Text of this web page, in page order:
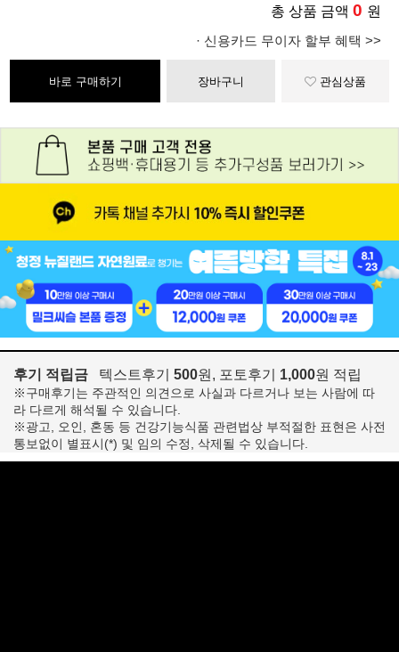
총 상품 금액 0 원
· 신용카드 무이자 할부 혜택 >>
바로 구매하기 장바구니 관심상품
후기 적립금 텍스트후기 500원, 포토후기 1,000원 적립
※구매후기는 주관적인 의견으로 사실과 다르거나 보는 사람에 따
라 다르게 해석될 수 있습니다.
※광고, 오인, 혼동 등 건강기능식품 관련법상 부적절한 표현은 사전
통보없이 별표시(*) 및 임의 수정, 삭제될 수 있습니다.